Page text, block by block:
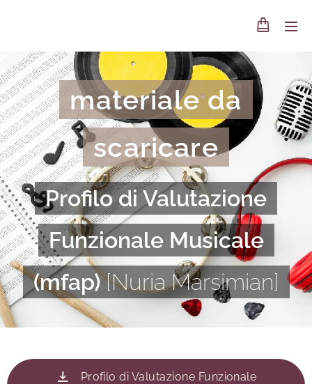
materiale da
scaricare
Profilo di Valutazione
Funzionale Musicale
(mfap)[Nuria Marsimian]
Profilo di Valutazione Funzionale